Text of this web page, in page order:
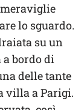
lo sguardo.
su un
bordo di
delle tante
villa a Parigi.